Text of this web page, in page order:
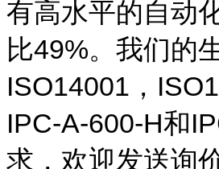
有高水平的自动
比49%。我们的
ISO14001 ，
IPC-A-600-H和
求，欢迎发送询